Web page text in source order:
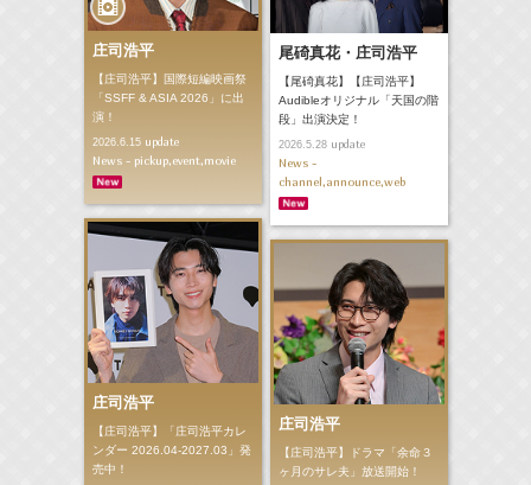
庄司浩平
【庄司浩平】国際短編映画祭
「SSFF & ASIA 2026」に出
演！
2026.6.15update
News - pickup,event,movie
尾碕真花・庄司浩平
【尾碕真花】【庄司浩平】
Audibleオリジナル「天国の階
段」出演決定！
2026.5.28update
News -
channel,announce,web
庄司浩平
【庄司浩平】「庄司浩平カレ
ンダー 2026.04-2027.03」発
売中！
庄司浩平
【庄司浩平】ドラマ「余命３
ヶ月のサレ夫」放送開始！